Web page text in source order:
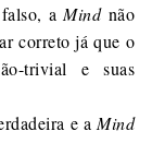
a Mindnão
correto já que o
trivial e suas
e a Mind